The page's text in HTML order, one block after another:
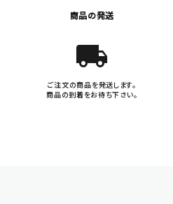
商品の発送
local_shipping
ご注文の商品を発送します。
商品の到着をお待ち下さい。